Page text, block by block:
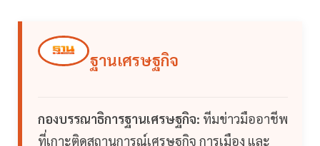
ฐานเศรษฐกิจ
กองบรรณาธิการฐานเศรษฐกิจ: ทีมข่าวมืออาชีพ
ที่เกาะติดสถานการณ์เศรษฐกิจ การเมือง และ